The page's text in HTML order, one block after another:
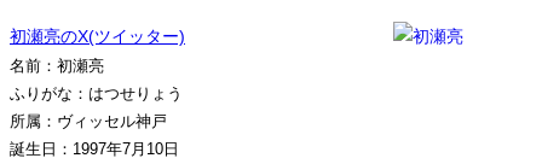
初瀬亮のX(ツイッター)
名前：初瀬亮
ふりがな：はつせりょう
所属：ヴィッセル神戸
誕生日：1997年7月10日